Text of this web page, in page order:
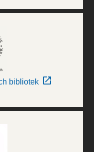
bibliotek